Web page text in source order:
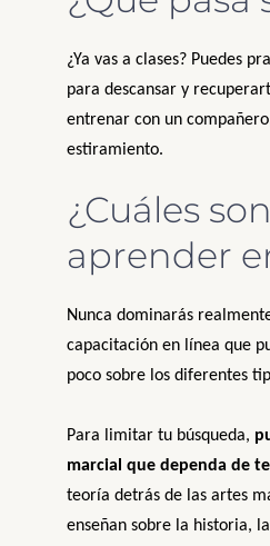
¿Ya vas a clases? Puedes
para descansar y
entrenar con un
estiramiento.
¿Cuáles
aprender
Nunca dominarás
capacitación en línea que
poco sobre los diferentes
Para limitar tu búsqueda,
marcial que dependa de
teoría detrás de las artes
enseñan sobre la historia,